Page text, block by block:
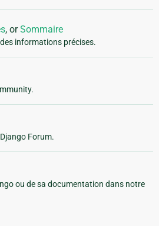
, orSommaire
informations précises.
Forum.
ou de sa documentation dans notre